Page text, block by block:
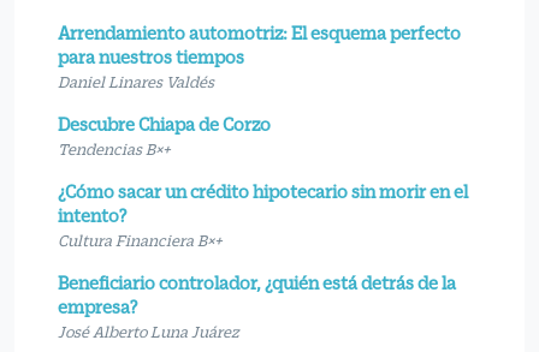
Arrendamiento automotriz: El esquema perfecto
para nuestros tiempos
Daniel Linares Valdés
Descubre Chiapa de Corzo
Tendencias B×+
¿Cómo sacar un crédito hipotecario sin morir en el
intento?
Cultura Financiera B×+
Beneficiario controlador, ¿quién está detrás de la
empresa?
José Alberto Luna Juárez